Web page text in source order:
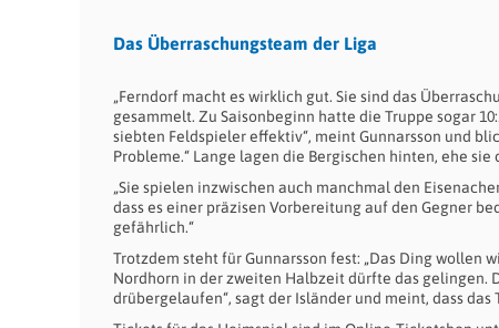
Das Überraschungsteam der Liga
„Ferndorf macht es wirklich gut. Sie sind das
gesammelt. Zu Saisonbeginn hatte die Truppe sogar
siebten Feldspieler effektiv“, meint Gunnarsson und
Probleme.“ Lange lagen die Bergischen hinten, ehe
„Sie spielen inzwischen auch manchmal den
dass es einer präzisen Vorbereitung auf den Gegner
gefährlich.“
Trotzdem steht für Gunnarsson fest: „Das Ding wollen
Nordhorn in der zweiten Halbzeit dürfte das gelingen.
drübergelaufen“, sagt der Isländer und meint, dass